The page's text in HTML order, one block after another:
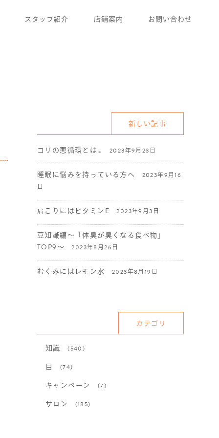
スタッフ紹介 店舗案内 お問い合わせ
新しい記事
コリの悪循環とは… 2023年9月23日
睡眠に悩みを持っている方へ
2023年9月16
日
肩こりにはビタミンE 2023年9月3日
豆知識編〜「体臭が臭くなる食べ物」
TOP9〜
2023年8月26日
むくみにはレモン水 2023年8月19日
カテゴリ
知識 (540)
目 (74)
キャンペーン (7)
サロン (185)